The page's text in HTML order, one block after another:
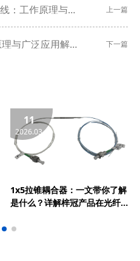
上一篇
原理与广泛应用
下一篇
与广泛应用解析
11
2026.03
1x5拉锥耦合器：一文带你了解
是什么？详解梓冠产品在光纤
统、FTTH/LAN等领域的实际